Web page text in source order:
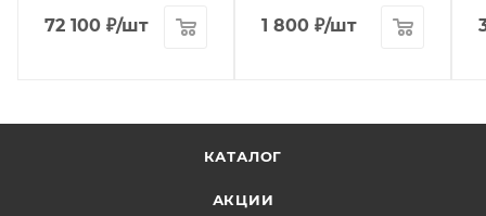
72 100 ₽/шт 1 800 ₽/шт
КАТАЛОГ
АКЦИИ